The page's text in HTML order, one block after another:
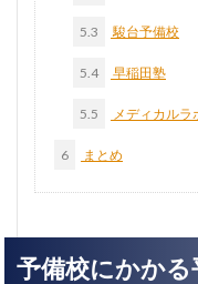
5.3 駿台予備校
5.4 早稲田塾
5.5 メディカルラ
6 まとめ
予備校にかか